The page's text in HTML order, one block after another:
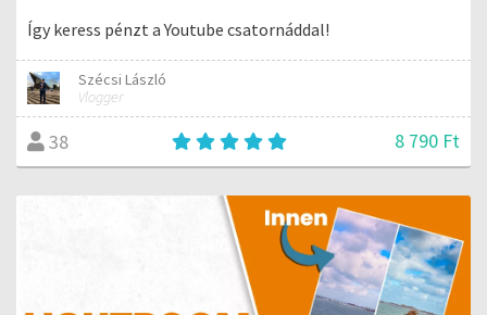
Így keress pénzt a Youtube csatornáddal!
Szécsi László
Vlogger
38 8 790 Ft